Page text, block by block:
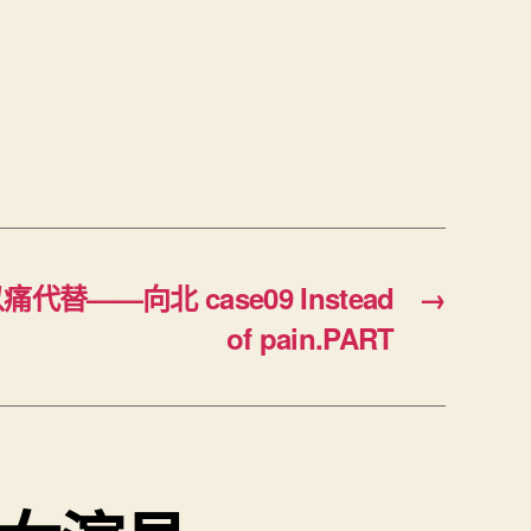
→
痛代替——向北 case09 Instead
of pain.PART